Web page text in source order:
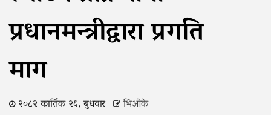
प्रधानमन्त्रीद्वारा प्रगति
माग
२०८२ कार्तिक २६, बुधवार भिओके